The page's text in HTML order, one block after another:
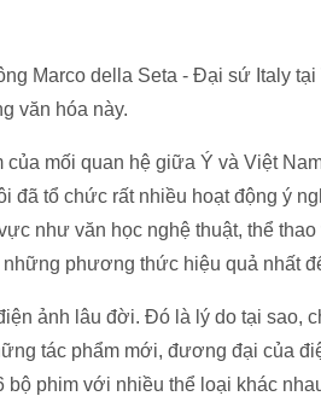
Marco della Seta - Đại sứ Italy
văn hóa này.
của mối quan hệ giữa Ý và Việt
đã tổ chức rất nhiều hoạt động ý
như văn học nghệ thuật, thể
những phương thức hiệu quả nhất
ảnh lâu đời. Đó là lý do tại sao,
tác phẩm mới, đương đại của
bộ phim với nhiều thể loại khác